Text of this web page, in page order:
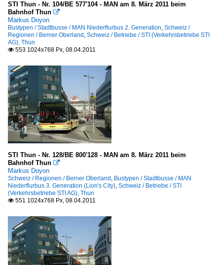
STI Thun - Nr. 104/BE 577'104 - MAN am 8. März 2011 beim
Bahnhof Thun 
Markus Doyon
Bustypen / Stadtbusse / MAN Niederflurbus 2. Generation, Schweiz /
Regionen / Berner Oberland , Schweiz / Betriebe / STI (Verkehrsbetriebe STI
AG), Thun
 553 1024x768 Px, 08.04.2011
STI Thun - Nr. 128/BE 800'128 - MAN am 8. März 2011 beim
Bahnhof Thun 
Markus Doyon
Schweiz / Regionen / Berner Oberland , Bustypen / Stadtbusse / MAN
Niederflurbus 3. Generation (Lion's City), Schweiz / Betriebe / STI
(Verkehrsbetriebe STI AG), Thun
 551 1024x768 Px, 08.04.2011